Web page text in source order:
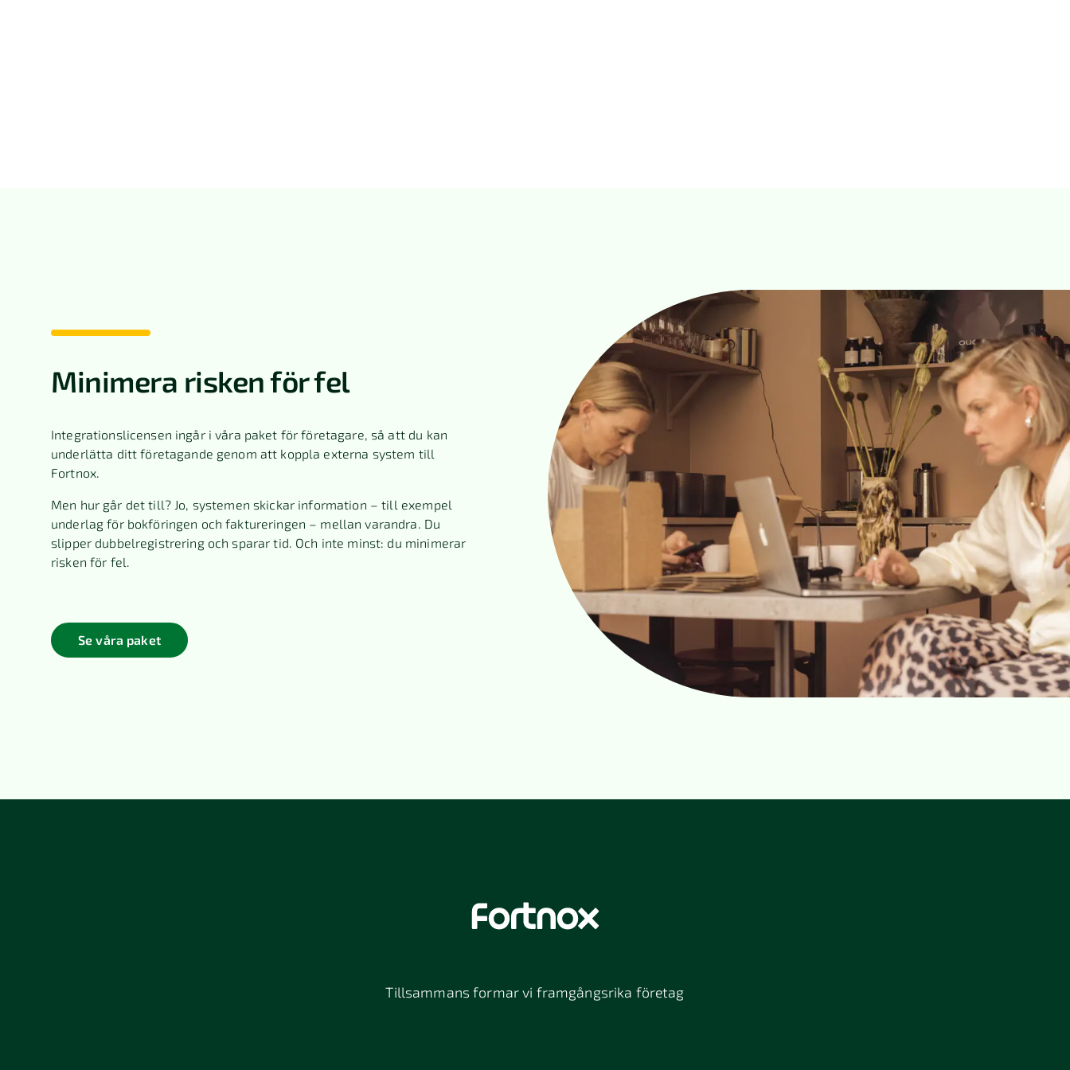
Minimera risken för fel
Integrationslicensen ingår i våra paket för företagare, så att du kan
underlätta ditt företagande genom att koppla externa system till
Fortnox.
Men hur går det till? Jo, systemen skickar information – till exempel
underlag för bokföringen och faktureringen – mellan varandra. Du
slipper dubbelregistrering och sparar tid. Och inte minst: du minimerar
risken för fel.
Se våra paket
Tillsammans formar vi framgångsrika företag